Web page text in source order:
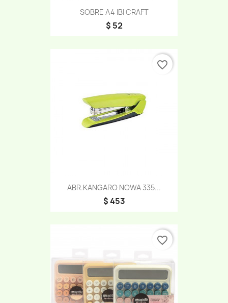
SOBRE A4 IBI CRAFT
$ 52
ABR.KANGARO NOWA 335...
$ 453
favorite_border
favorite_border